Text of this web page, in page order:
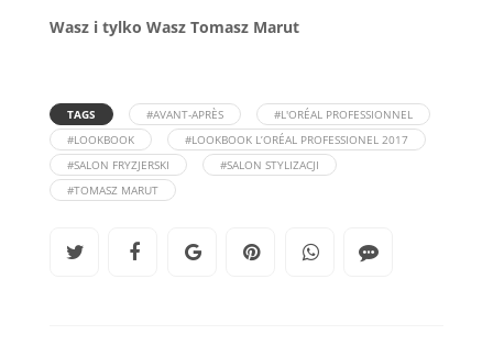
Wasz i tylko Wasz Tomasz Marut
TAGS #AVANT-APRÈS
#L'ORÉAL PROFESSIONNEL
#LOOKBOOK
#LOOKBOOK L’ORÉAL PROFESSIONEL 2017
#SALON FRYZJERSKI
#SALON STYLIZACJI
#TOMASZ MARUT